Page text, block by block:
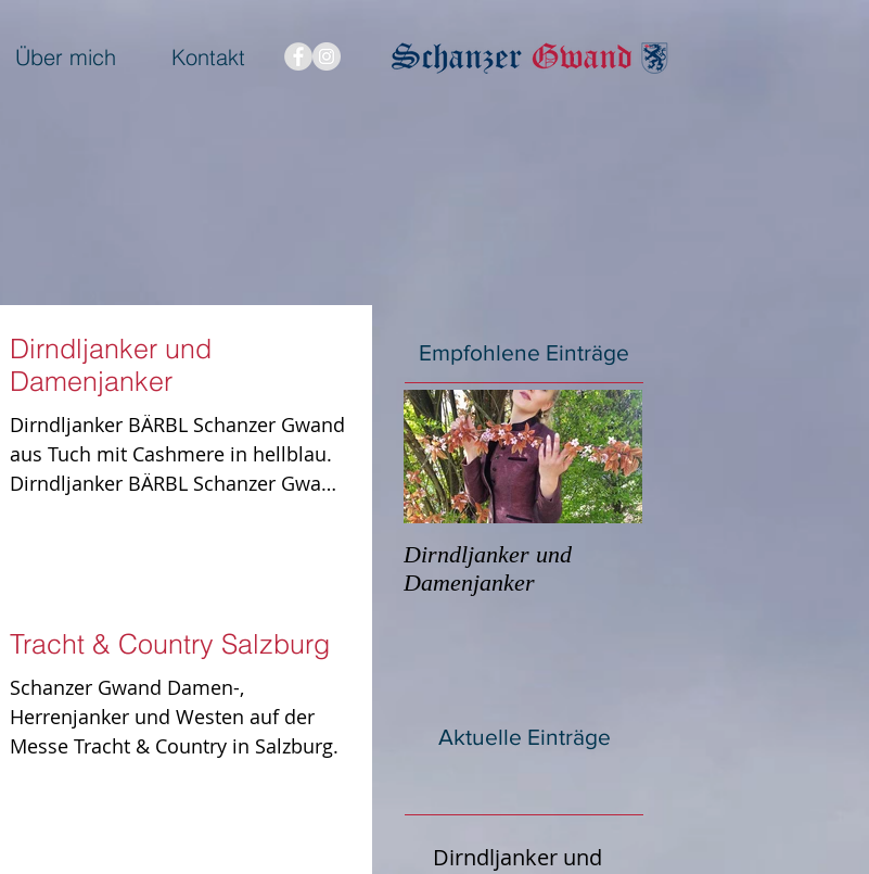
Über mich Kontakt
Dirndljanker und
Damenjanker
Dirndljanker BÄRBL Schanzer Gwand
aus Tuch mit Cashmere in hellblau.
Dirndljanker BÄRBL Schanzer Gwand
Tracht & Country Salzburg
Schanzer Gwand Damen-,
Herrenjanker und Westen auf der
Messe Tracht & Country in Salzburg.
Empfohlene Einträge
Dirndljanker und
Damenjanker
Aktuelle Einträge
Dirndljanker und